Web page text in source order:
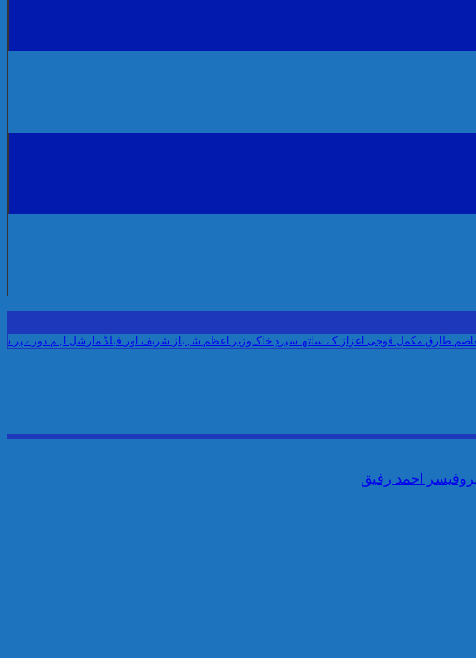
مکمل فوجی اعزاز کے ساتھ سپردِ خاکوزیر اعظم شہباز شریف اور فیلڈ مارشل اہم دورے پر سعودی